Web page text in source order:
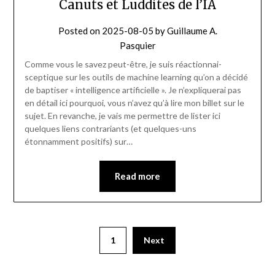
Canuts et Luddites de l’IA
Posted on 2025-08-05 byGuillaume A.
Pasquier
Comme vous le savez peut-être, je suis réactionnai-
sceptique sur les outils de machine learning qu’on a décidé
de baptiser « intelligence artificielle ». Je n’expliquerai pas
en détail ici pourquoi, vous n’avez qu’à lire mon billet sur le
sujet. En revanche, je vais me permettre de lister ici
quelques liens contrariants (et quelques-uns
étonnamment positifs) sur…
Read more
1 Next